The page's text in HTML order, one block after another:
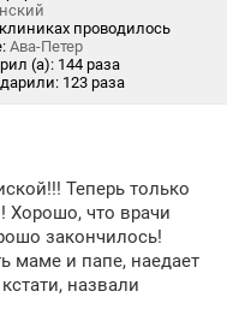
проводилось
Ава-Петер
(а): 144 раза
123 раза
Теперь только
Хорошо, что врачи
закончилось!
маме и папе, наедает
назвали